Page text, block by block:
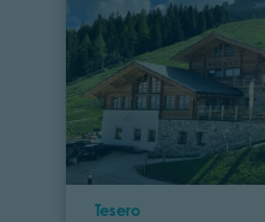
Località
Tesero